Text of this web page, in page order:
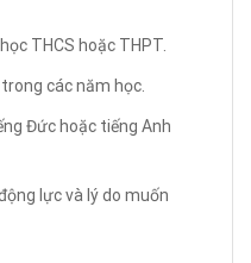
THCS hoặc THPT.
các năm học.
Đức hoặc tiếng Anh
lực và lý do muốn